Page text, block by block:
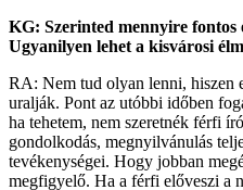
KG: Szerinted mennyire fontos
Ugyanilyen lehet a kisvárosi
RA: Nem tud olyan lenni, hiszen
uralják. Pont az utóbbi időben
ha tehetem, nem szeretnék férfi
gondolkodás, megnyilvánulás
tevékenységei. Hogy jobban
megfigyelő. Ha a férfi előveszi a